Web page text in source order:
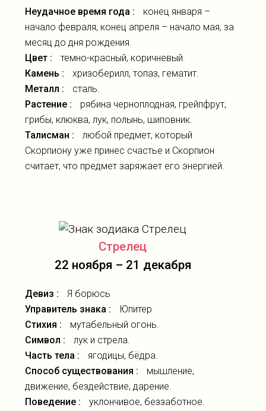
Неудачное время года :
конец января –
начало февраля, конец апреля – начало мая, за
месяц до дня рождения.
Цвет :
темно-красный, коричневый.
Камень :
хризоберилл, топаз, гематит.
Металл :
сталь.
Растение :
рябина черноплодная, грейпфрут,
грибы, клюква, лук, полынь, шиповник.
Талисман :
любой предмет, который
Скорпиону уже принес счастье и Скорпион
считает, что предмет заряжает его энергией.
Стрелец
22 ноября – 21 декабря
Девиз :
Я борюсь
Управитель знака :
Юпитер
Стихия :
мутабельный огонь.
Символ :
лук и стрела.
Часть тела :
ягодицы, бёдра.
Способ существования :
мышление,
движение, бездействие, дарение.
Поведение :
уклончивое, беззаботное.